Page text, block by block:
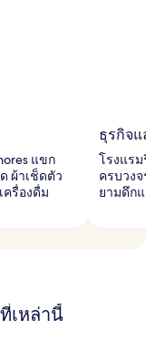
แขก
ผ้าเช็ดตัว
ครื่องดื่ม
ธุรกิจ
โรงแร
ครบวง
ยามดึก
เหล่านี้